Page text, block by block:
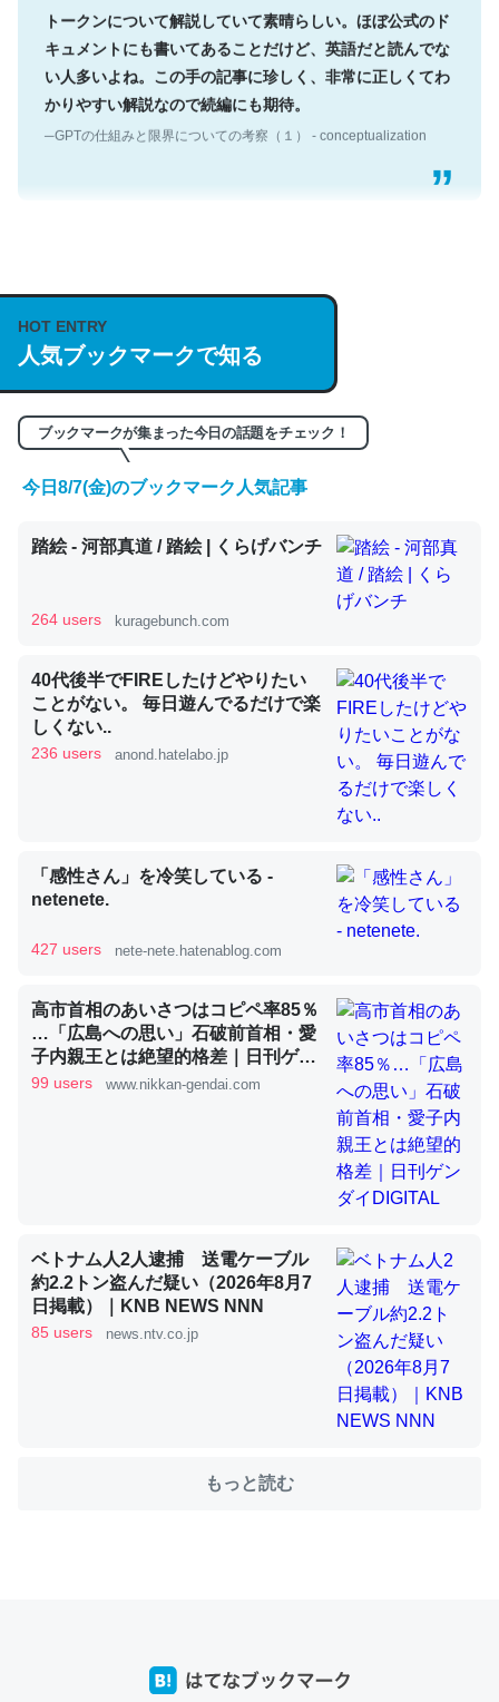
トークンについて解説していて素晴らしい。ほぼ公式のド
キュメントにも書いてあることだけど、英語だと読んでな
い人多いよね。この手の記事に珍しく、非常に正しくてわ
かりやすい解説なので続編にも期待。
説してる記事が少ないので貴重な良記事。/続編来た
https://isobe324649.hatenablog.com/entry/2023/03/27
/064121
─GPTの仕組みと限界についての考察（１） - conceptualization
くらい。小説でいう「ずっと前の伏線」は回収されないけ
ど、短期記憶というには多い分量。進化すればするほど分
昆虫ってカルシウム少ないのか。知らんかった。調べたら
コオロギのカルシウム分はエビの600分の1程度。
論文では「淡水はカルシウムも酸素も不足してて両方に不
利だから両方が拮抗してるのでは」とあって面白い。海に
いる鋏角類（カブトガニ・ウミグモ）はカルシウムを使わ
ずキチンを強化してる筈だが、酵素が違うのか？
─ニュース :: 【研究発表】昆虫学の大問題＝「昆虫はなぜ海にいな
これを元に考えるとカルシウムを大量に使う脊椎動物と貝
類は苦労してるんだな…。腹足類だと殻を無くしてナメク
ジになったり努力してるし。
─ニュース :: 【研究発表】昆虫学の大問題＝「昆虫はなぜ海にいな
HOT ENTRY
人気ブックマークで知る
ブックマークが集まった今日の話題をチェック！
今日8/7(金)のブックマーク人気記事
踏絵 - 河部真道 / 踏絵 | くらげバンチ
264 users kuragebunch.com
40代後半でFIREしたけどやりたい
ことがない。 毎日遊んでるだけで楽
しくない..
236 users anond.hatelabo.jp
「感性さん」を冷笑している -
netenete.
427 users nete-nete.hatenablog.com
高市首相のあいさつはコピペ率85％
…「広島への思い」石破前首相・愛
子内親王とは絶望的格差｜日刊ゲン
ダイDIGITAL
99 users www.nikkan-gendai.com
ベトナム人2人逮捕 送電ケーブル
約2.2トン盗んだ疑い（2026年8月7
日掲載）｜KNB NEWS NNN
85 users news.ntv.co.jp
もっと読む